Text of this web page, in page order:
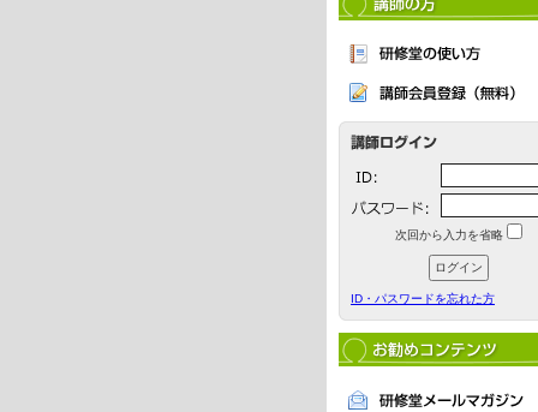
次回から入力を省略
ID・パスワードを忘れた方